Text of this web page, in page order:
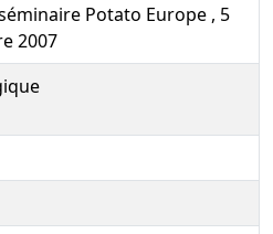
Potato Europe , 5
2007